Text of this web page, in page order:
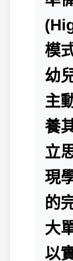
模
幼
主
養
立
現
的
大
以